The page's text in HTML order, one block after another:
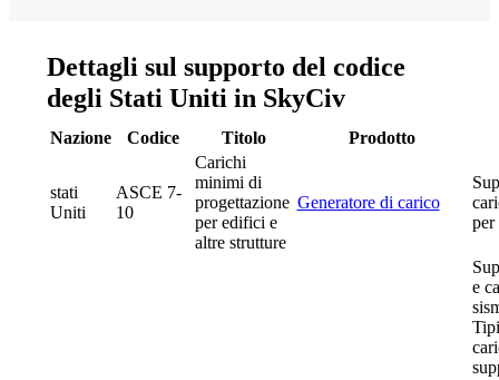
Dettagli sul supporto del codice
degli Stati Uniti in SkyCiv
Nazione Codice Titolo Prodotto
stati
Uniti
ASCE 7-
10
Carichi
minimi di
progettazione
per edifici e
altre strutture
Generatore di carico
e